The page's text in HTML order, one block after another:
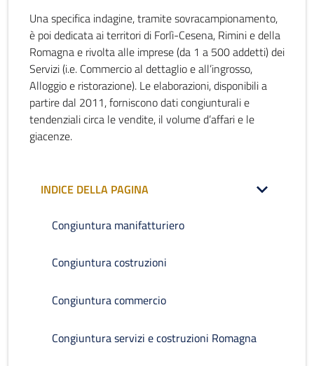
Una specifica indagine, tramite sovracampionamento,
è poi dedicata ai territori di Forlì-Cesena, Rimini e della
Romagna e rivolta alle imprese (da 1 a 500 addetti) dei
Servizi (i.e. Commercio al dettaglio e all’ingrosso,
Alloggio e ristorazione). Le elaborazioni, disponibili a
partire dal 2011, forniscono dati congiunturali e
tendenziali circa le vendite, il volume d’affari e le
giacenze.
INDICE DELLA PAGINA
Congiuntura manifatturiero
Congiuntura costruzioni
Congiuntura commercio
Congiuntura servizi e costruzioni Romagna